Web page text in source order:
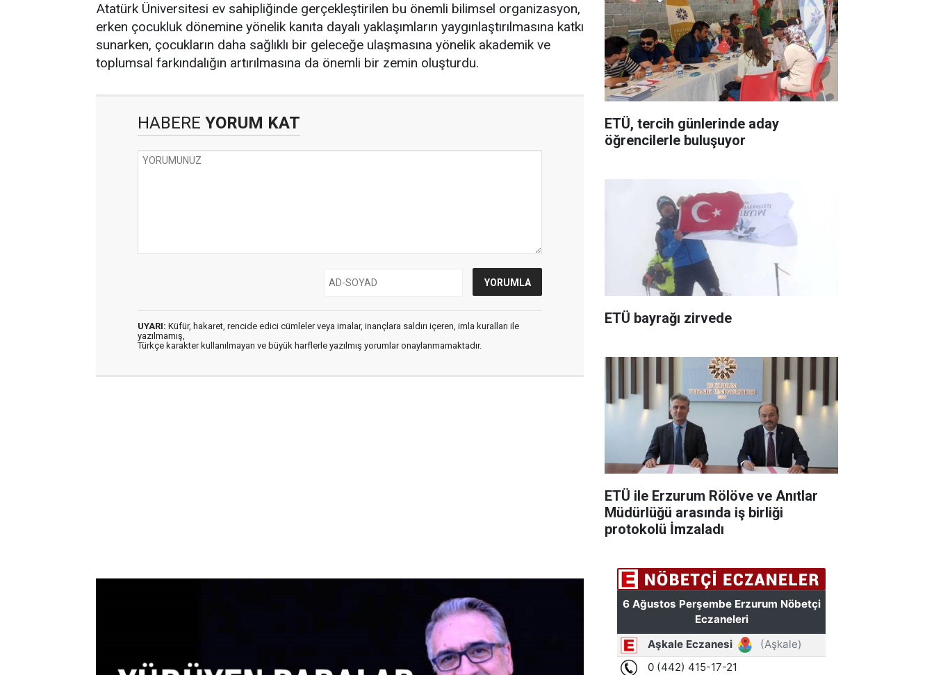
Atatürk Üniversitesi ev sahipliğinde gerçekleştirilen bu önemli bilimsel organizasyon,
erken çocukluk dönemine yönelik kanıta dayalı yaklaşımların yaygınlaştırılmasına katkı
sunarken, çocukların daha sağlıklı bir geleceğe ulaşmasına yönelik akademik ve
toplumsal farkındalığın artırılmasına da önemli bir zemin oluşturdu.
HABERE YORUM KAT
UYARI: Küfür, hakaret, rencide edici cümleler veya imalar, inançlara saldırı içeren, imla kuralları ile
yazılmamış,
Türkçe karakter kullanılmayan ve büyük harflerle yazılmış yorumlar onaylanmamaktadır.
ETÜ, tercih günlerinde aday
öğrencilerle buluşuyor
ETÜ bayrağı zirvede
ETÜ ile Erzurum Rölöve ve Anıtlar
Müdürlüğü arasında iş birliği
protokolü İmzaladı